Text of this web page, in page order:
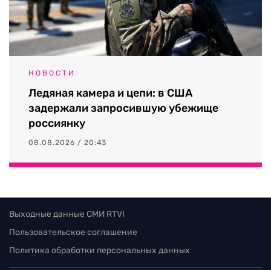
НОВОСТИ
Ледяная камера и цепи: в США
задержали запросившую убежище
россиянку
08.08.2026 / 20:43
Выходные данные СМИ RTVI
Пользовательское соглашение
Политика обработки персональных данных